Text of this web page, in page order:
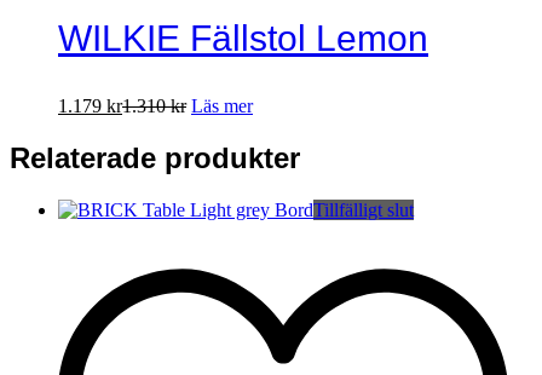
WILKIE Fällstol Lemon
1.179 kr1.310kr Läs mer
Relaterade produkter
Tillfälligt slut